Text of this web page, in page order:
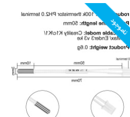
ناموجود